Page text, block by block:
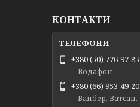
КОНТАКТИ
+380 (50) 776-97-85
Водафон
+380 (66) 953-49-20
Вайбер, Ватсап.